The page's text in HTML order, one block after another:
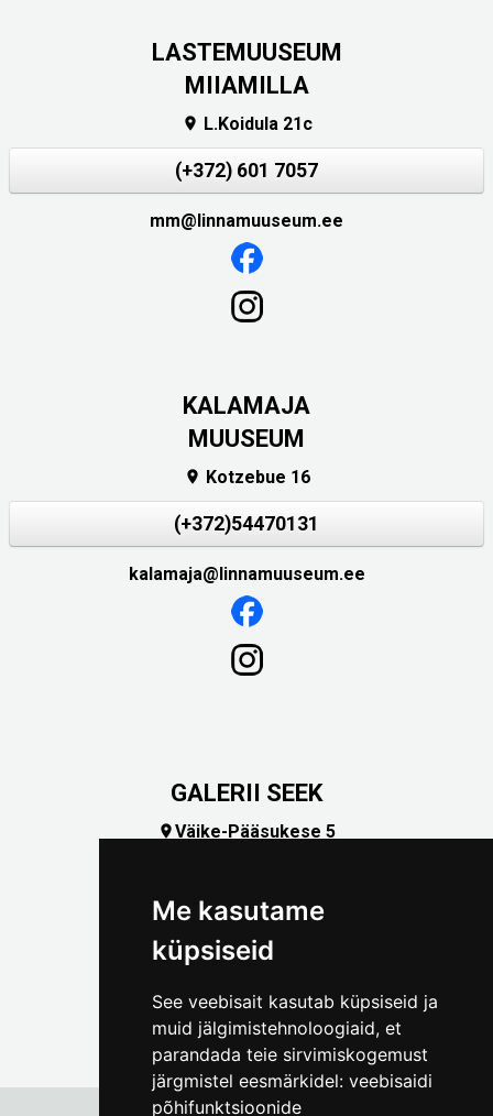
Me kasutame
küpsiseid
See veebisait kasutab küpsiseid ja
muid jälgimistehnoloogiaid, et
parandada teie sirvimiskogemust
järgmistel eesmärkidel: veebisaidi
põhifunktsioonide
LASTEMUUSEUM
MIIAMILLA
 L.Koidula 21c
(+372) 601 7057
mm@linnamuuseum.ee
KALAMAJA
MUUSEUM
 Kotzebue 16
(+372)54470131
kalamaja@linnamuuseum.ee
GALERII SEEK
Väike-Pääsukese 5